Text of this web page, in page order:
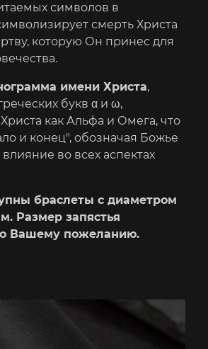
символов в
смерть Христа
которую Он принес для
имени Христа,
букв α и ω,
как Альфа и Омега, что
и конец", обозначая Божье
во всех аспектах
браслеты с диаметром
Размер запястья
Вашему пожеланию.